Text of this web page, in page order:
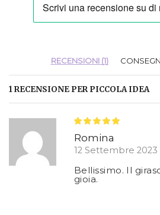
RECENSIONI (1)
1 RECENSIONE PERPICCOLA IDEA
Romina
12 Settembre 2023
Bellissimo. Il
gioia.